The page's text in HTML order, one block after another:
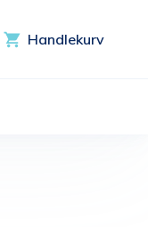
Handlekurv